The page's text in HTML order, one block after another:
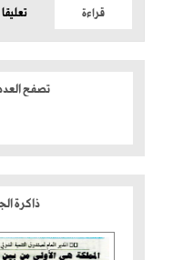
قراءة تعليقا
تصفح
ذاكرة